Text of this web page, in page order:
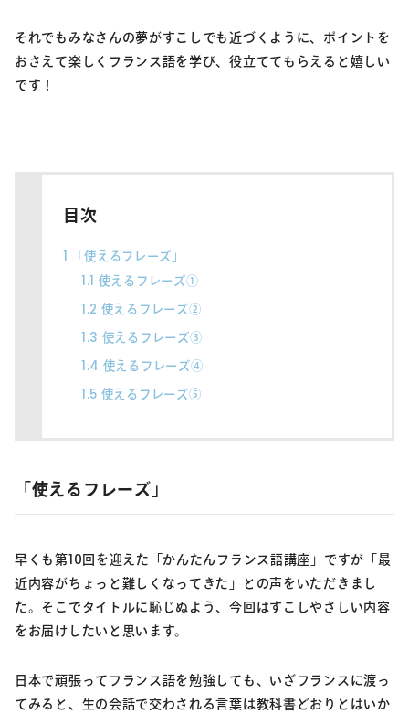
それでもみなさんの夢がすこしでも近づくように、ポイントを
おさえて楽しくフランス語を学び、役立ててもらえると嬉しい
です！
目次
1 「使えるフレーズ」
1.1 使えるフレーズ①
1.2 使えるフレーズ②
1.3 使えるフレーズ③
1.4 使えるフレーズ④
1.5 使えるフレーズ⑤
「使えるフレーズ」
早くも第10回を迎えた「かんたんフランス語講座」ですが「最
近内容がちょっと難しくなってきた」との声をいただきまし
た。そこでタイトルに恥じぬよう、今回はすこしやさしい内容
をお届けしたいと思います。
日本で頑張ってフランス語を勉強しても、いざフランスに渡っ
てみると、生の会話で交わされる言葉は教科書どおりとはいか